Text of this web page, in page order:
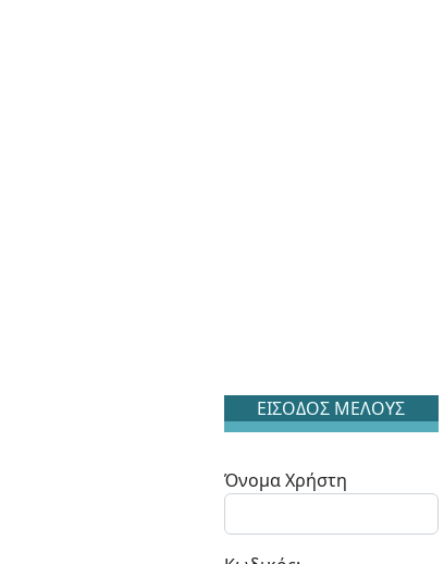
ΕΙΣΟΔΟΣ ΜΕΛΟΥΣ
Όνομα Χρήστη